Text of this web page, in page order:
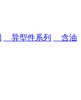
异型件系列
含油